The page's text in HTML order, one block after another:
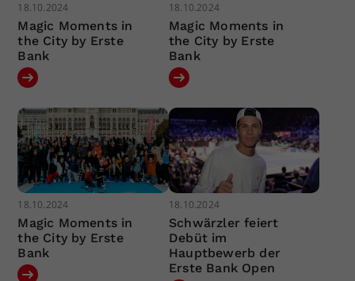
18.10.2024
Magic Moments in
the City by Erste
Bank
18.10.2024
Magic Moments in
the City by Erste
Bank
18.10.2024
Magic Moments in
the City by Erste
Bank
18.10.2024
Schwärzler feiert
Debüt im
Hauptbewerb der
Erste Bank Open